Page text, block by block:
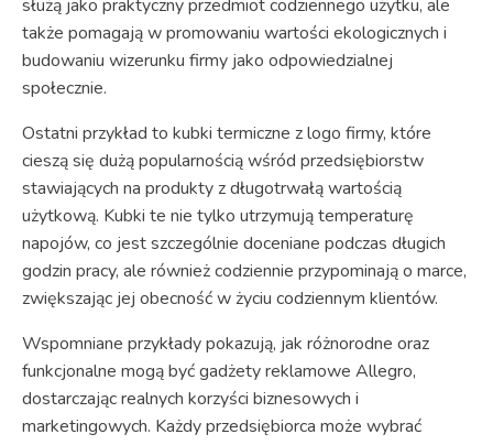
służą jako praktyczny przedmiot codziennego użytku, ale
także pomagają w promowaniu wartości ekologicznych i
budowaniu wizerunku firmy jako odpowiedzialnej
społecznie.
Ostatni przykład to kubki termiczne z logo firmy, które
cieszą się dużą popularnością wśród przedsiębiorstw
stawiających na produkty z długotrwałą wartością
użytkową. Kubki te nie tylko utrzymują temperaturę
napojów, co jest szczególnie doceniane podczas długich
godzin pracy, ale również codziennie przypominają o marce,
zwiększając jej obecność w życiu codziennym klientów.
Wspomniane przykłady pokazują, jak różnorodne oraz
funkcjonalne mogą być gadżety reklamowe Allegro,
dostarczając realnych korzyści biznesowych i
marketingowych. Każdy przedsiębiorca może wybrać